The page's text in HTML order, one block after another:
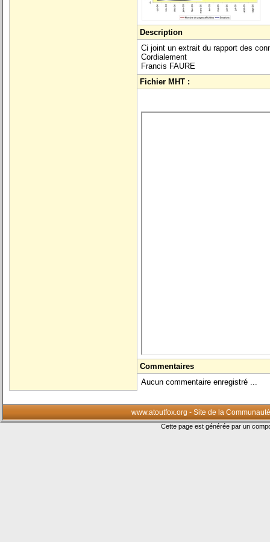
Description
Ci joint un extrait du rapport des
Cordialement
Francis FAURE
Fichier MHT :
Commentaires
Aucun commentaire enregistré ...
www.atoutfox.org - Site de la
Cette page est générée par un